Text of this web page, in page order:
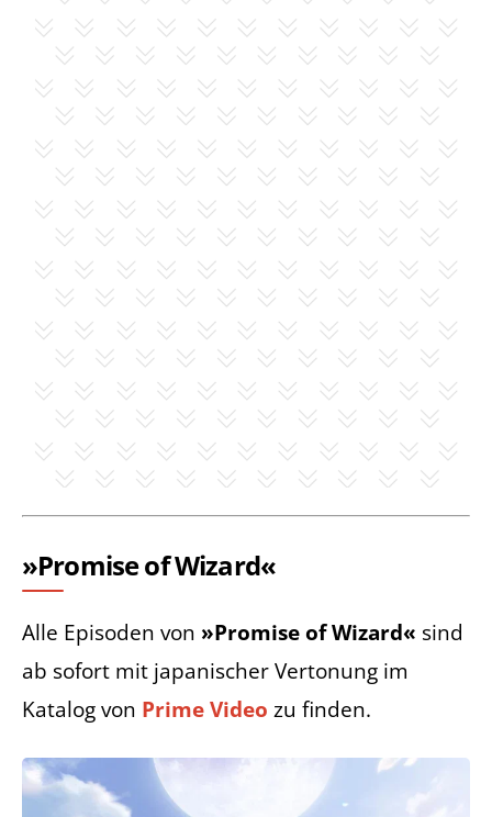
»Promise of Wizard«
Alle Episoden von »Promise of Wizard« sind
ab sofort mit japanischer Vertonung im
Katalog von Prime Video zu finden.